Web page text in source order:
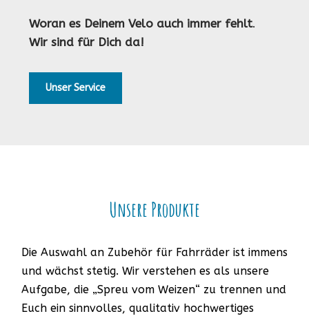
Woran es Deinem Velo auch immer fehlt.
Wir sind für Dich da!
Unser Service
Unsere Produkte
Die Auswahl an Zubehör für Fahrräder ist immens
und wächst stetig. Wir verstehen es als unsere
Aufgabe, die „Spreu vom Weizen“ zu trennen und
Euch ein sinnvolles, qualitativ hochwertiges